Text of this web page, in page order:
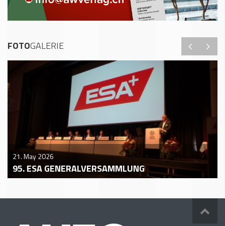
FOTOGALERIE
21. May 2026
95. ESA GENERALVERSAMMLUNG